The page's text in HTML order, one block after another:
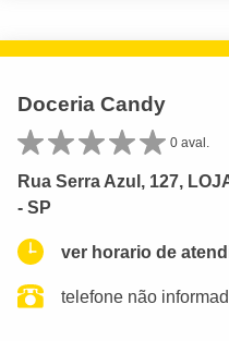
Doceria Candy
0 aval.
Rua Serra Azul, 127,
- SP
ver horario de
telefone não